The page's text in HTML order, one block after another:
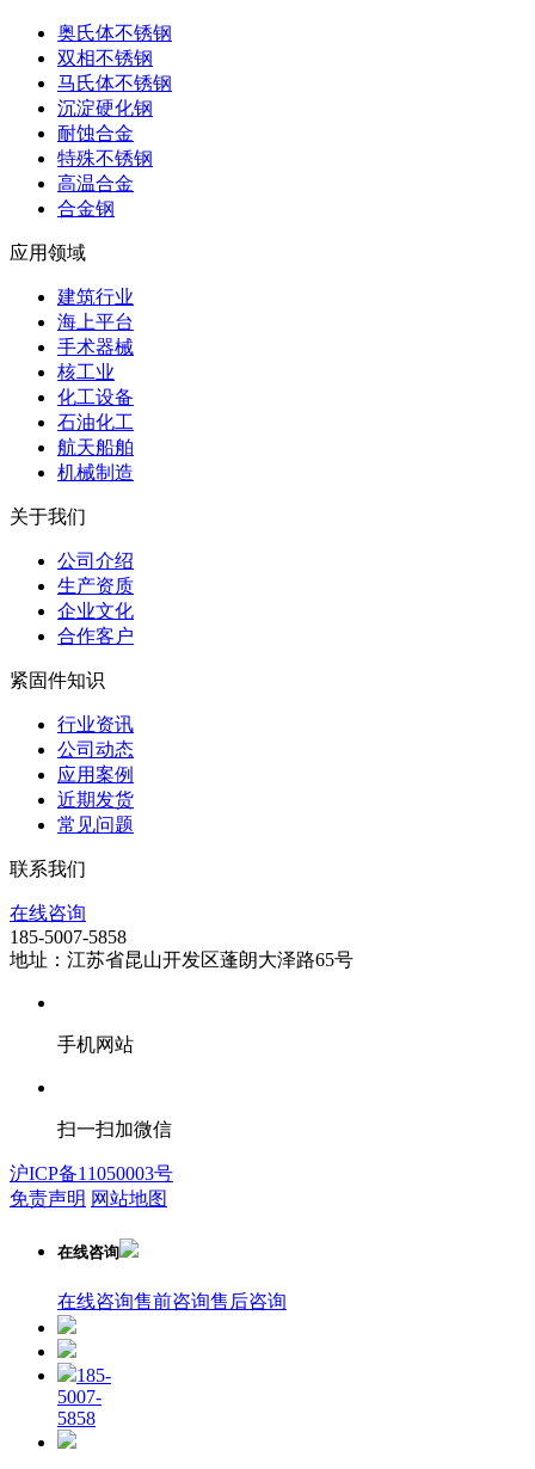
奥氏体不锈钢
双相不锈钢
马氏体不锈钢
沉淀硬化钢
耐蚀合金
特殊不锈钢
高温合金
合金钢
应用领域
建筑行业
海上平台
手术器械
核工业
化工设备
石油化工
航天船舶
机械制造
关于我们
公司介绍
生产资质
企业文化
合作客户
紧固件知识
行业资讯
公司动态
应用案例
近期发货
常见问题
联系我们
在线咨询
185-5007-5858
地址：江苏省昆山开发区蓬朗大泽路65号
手机网站
扫一扫加微信
沪ICP备11050003号
免责声明 网站地图
在线咨询
在线咨询售前咨询售后咨询
185-
5007-
5858